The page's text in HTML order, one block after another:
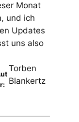
Monat
und ich
Updates
uns also
Torben
Blankertz